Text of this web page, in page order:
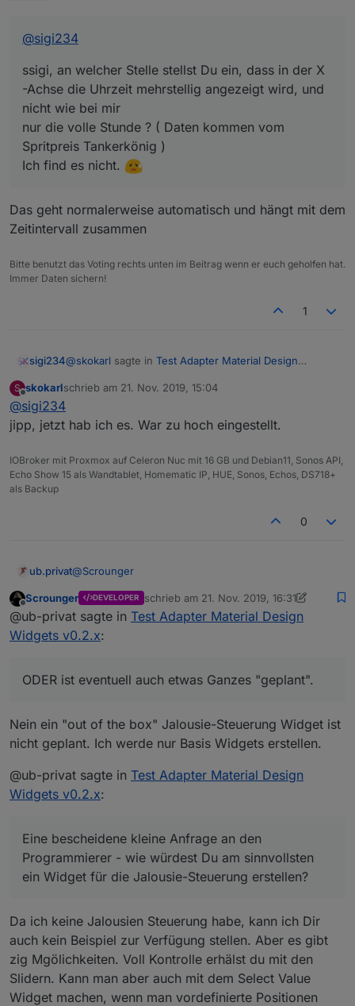
@sigi234
ssigi, an welcher Stelle stellst Du ein, dass in der X
-Achse die Uhrzeit mehrstellig angezeigt wird, und
nicht wie bei mir
nur die volle Stunde ? ( Daten kommen vom
Spritpreis Tankerkönig )
Ich find es nicht.
Das geht normalerweise automatisch und hängt mit dem
Zeitintervall zusammen
Bitte benutzt das Voting rechts unten im Beitrag wenn er euch geholfen hat.
Immer Daten sichern!
1
sigi234@skokarl sagte in Test Adapter Material Design
ssigi, an welcher Stelle stellst Du ein, dass in der
und nicht wie bei mir
nur die volle Stunde ? ( Daten kommen vom
Das geht normalerweise automatisch und hängt mit
S
Offline
skokarlschrieb am 21. Nov. 2019, 15:04
zuletzt editiert von
@sigi234
jipp, jetzt hab ich es. War zu hoch eingestellt.
IOBroker mit Proxmox auf Celeron Nuc mit 16 GB und Debian11, Sonos API,
Echo Show 15 als Wandtablet, Homematic IP, HUE, Sonos, Echos, DS718+
als Backup
0
ub.privat@Scrounger
Eine bescheidene kleine Anfrage an den
Programmierer - wie würdest Du am sinnvollsten ein
Widget für die Jalousie-Steuerung erstellen?
"geplant".
Man sehe mir meine naive Nachfrage nach, mit jedem
Frage verdient sicher auch immer eine gute Antwort
Offline
Scrounger DEVELOPER schrieb am 21. Nov. 2019, 16:31
zuletzt editiert von Scrounger
@ub-privat sagte in Test Adapter Material Design
Widgets v0.2.x:
ODER ist eventuell auch etwas Ganzes "geplant".
Nein ein "out of the box" Jalousie-Steuerung Widget ist
nicht geplant. Ich werde nur Basis Widgets erstellen.
@ub-privat sagte in Test Adapter Material Design
Widgets v0.2.x:
Eine bescheidene kleine Anfrage an den
Programmierer - wie würdest Du am sinnvollsten
ein Widget für die Jalousie-Steuerung erstellen?
Da ich keine Jalousien Steuerung habe, kann ich Dir
auch kein Beispiel zur Verfügung stellen. Aber es gibt
zig Mgölichkeiten. Voll Kontrolle erhälst du mit den
Slidern. Kann man aber auch mit dem Select Value
Widget machen, wenn man vordefinierte Positionen